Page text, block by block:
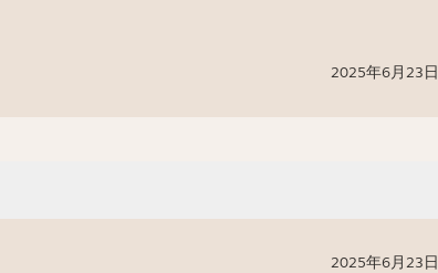
2025年6月23日
2025年6月23日